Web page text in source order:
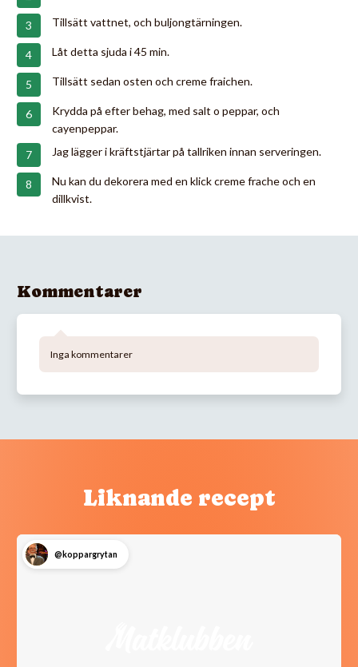
Tillsätt vattnet, och buljongtärningen.
Låt detta sjuda i 45 min.
Tillsätt sedan osten och creme fraichen.
Krydda på efter behag, med salt o peppar, och
cayenpeppar.
Jag lägger i kräftstjärtar på tallriken innan serveringen.
Nu kan du dekorera med en klick creme frache och en
dillkvist.
Kommentarer
Inga kommentarer
Liknande recept
@koppargrytan